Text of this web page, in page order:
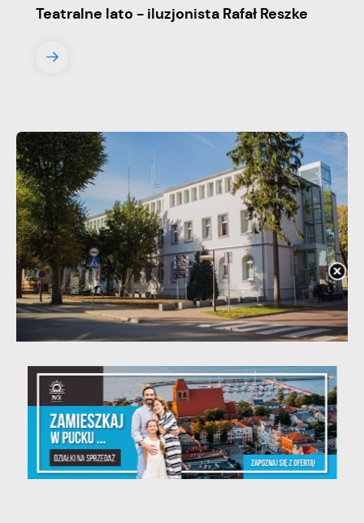
Teatralne lato - iluzjonista Rafał Reszke
20 - 08 - 2026
Teatralne lato - Zdrowo i kolorowo